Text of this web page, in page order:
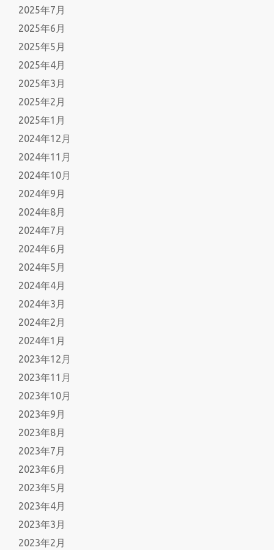
2025年7月
2025年6月
2025年5月
2025年4月
2025年3月
2025年2月
2025年1月
2024年12月
2024年11月
2024年10月
2024年9月
2024年8月
2024年7月
2024年6月
2024年5月
2024年4月
2024年3月
2024年2月
2024年1月
2023年12月
2023年11月
2023年10月
2023年9月
2023年8月
2023年7月
2023年6月
2023年5月
2023年4月
2023年3月
2023年2月